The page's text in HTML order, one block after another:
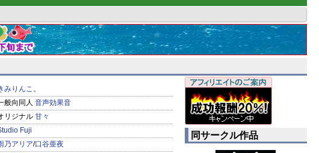
みりんこ。
般向同人 音声効果音
リジナル 甘々
Fuji
乃アリア/口谷亜夜
同サークル作品